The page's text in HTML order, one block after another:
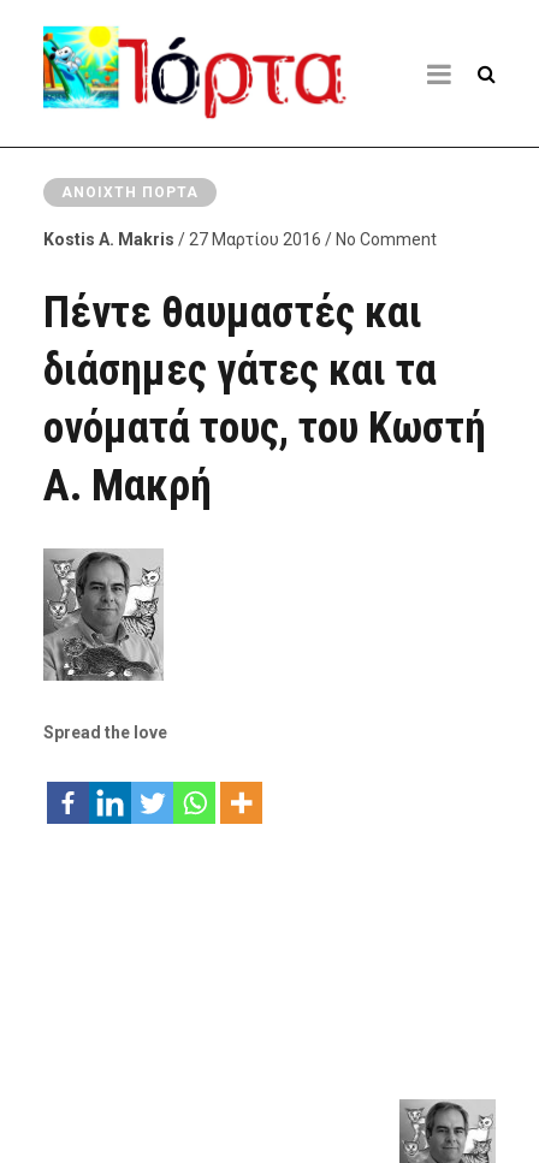
ΑΝΟΙΧΤΉ ΠΌΡΤΑ
Kostis A. Makris / 27 Μαρτίου 2016 / No Comment
Πέντε θαυμαστές και
διάσημες γάτες και τα
ονόματά τους, του Κωστή
Α. Μακρή
Spread the love